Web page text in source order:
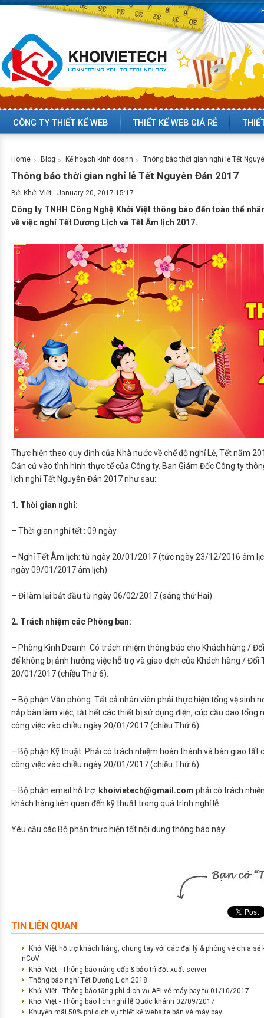
CÔNG TY THIẾT KẾ WEB THIẾT KẾ WEB GIÁ RẺ
Home Blog Kế hoạch kinh doanh Thông báo thời gian nghỉ lễ Tết
Thông báo thời gian nghỉ lễ Tết Nguyên Đán 2017
Bởi Khởi Việt - January 20, 2017 15:17
Công ty TNHH Công Nghệ Khởi Việt thông báo đến toàn thể
về việc nghỉ Tết Dương Lịch và Tết Âm lịch 2017.
Thực hiện theo quy định của Nhà nước về chế độ nghỉ Lễ, Tết năm
Căn cứ vào tình hình thực tế của Công ty, Ban Giám Đốc Công ty
lịch nghỉ Tết Nguyên Đán 2017 như sau:
1. Thời gian nghỉ:
– Thời gian nghỉ tết : 09 ngày
– Nghỉ Tết Âm lịch: từ ngày 20/01/2017 (tức ngày 23/12/2016 âm
ngày 09/01/2017 âm lịch)
– Đi làm lại bắt đầu từ ngày 06/02/2017 (sáng thứ Hai)
2. Trách nhiệm các Phòng ban:
– Phòng Kinh Doanh: Có trách nhiệm thông báo cho Khách hàng /
để không bị ảnh hưởng việc hỗ trợ và giao dịch của Khách hàng / Đối
20/01/2017 (chiều Thứ 6).
– Bộ phận Văn phòng: Tất cả nhân viên phải thực hiện tổng vệ sinh
nắp bàn làm việc, tắt hết các thiết bị sử dụng điện, cúp cầu dao tổng
công việc vào chiều ngày 20/01/2017 (chiều Thứ 6)
– Bộ phận Kỹ thuật: Phải có trách nhiệm hoàn thành và bàn giao tất
công việc vào chiều ngày 20/01/2017 (chiều Thứ 6)
– Bộ phận email hỗ trợ: khoivietech@gmail.com phải có trách
khách hàng liên quan đến kỹ thuật trong quá trình nghỉ lễ.
Yêu cầu các Bộ phận thực hiện tốt nội dung thông báo này.
TIN LIÊN QUAN
Khởi Việt hỗ trợ khách hàng, chung tay với các đại lý & phòng vé chia
nCoV
Khởi Việt - Thông báo nâng cấp & bảo trì đột xuất server
Thông báo nghỉ Tết Dương Lịch 2018
Khởi Việt - Thông báo tăng phí dịch vụ API vé máy bay từ 01/10/2017
Khởi Việt - Thông báo lịch nghỉ lễ Quốc khánh 02/09/2017
Khuyến mãi 50% phí dịch vụ thiết kế website bán vé máy bay